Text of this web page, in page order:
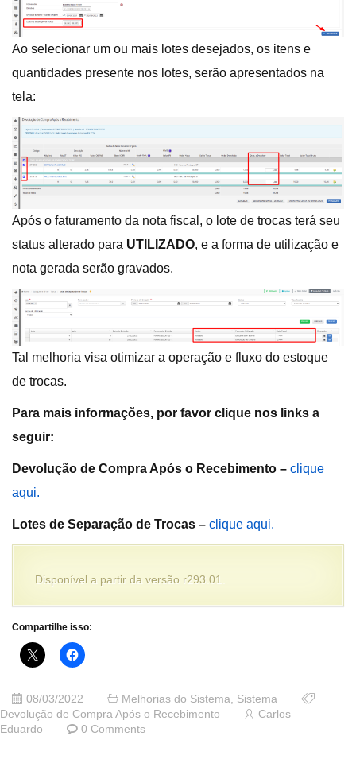
Ao selecionar um ou mais lotes desejados, os itens e
quantidades presente nos lotes, serão apresentados na
tela:
Após o faturamento da nota fiscal, o lote de trocas terá seu
status alterado para UTILIZADO, e a forma de utilização e
nota gerada serão gravados.
Tal melhoria visa otimizar a operação e fluxo do estoque
de trocas.
Para mais informações, por favor clique nos links a
seguir:
Devolução de Compra Após o Recebimento – clique
aqui.
Lotes de Separação de Trocas – clique aqui.
Disponível a partir da versão r293.01.
Compartilhe isso:
08/03/2022 Melhorias do Sistema
Sistema
Devolução de Compra Após o Recebimento
Carlos
Eduardo
0 Comments